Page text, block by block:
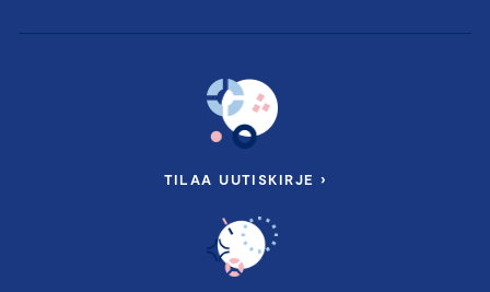
TILAA UUTISKIRJE ›